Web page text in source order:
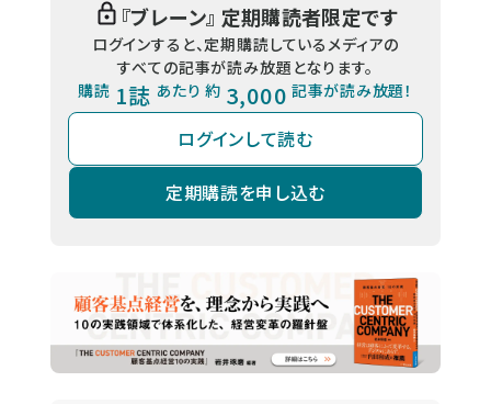
『ブレーン』 定期購読者限定です
ログインすると、定期購読しているメディアの
すべての記事が読み放題となります。
購読 1誌 あたり 約 3,000 記事が読み放題！
ログインして読む
定期購読を申し込む